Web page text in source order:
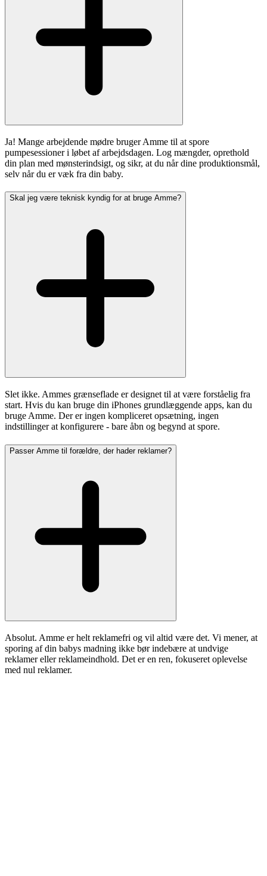
Ja! Mange arbejdende mødre bruger Amme til at spore
pumpesessioner i løbet af arbejdsdagen. Log mængder, oprethold
din plan med mønsterindsigt, og sikr, at du når dine produktionsmål,
selv når du er væk fra din baby.
Skal jeg være teknisk kyndig for at bruge Amme?
Slet ikke. Ammes grænseflade er designet til at være forståelig fra
start. Hvis du kan bruge din iPhones grundlæggende apps, kan du
bruge Amme. Der er ingen kompliceret opsætning, ingen
indstillinger at konfigurere - bare åbn og begynd at spore.
Passer Amme til forældre, der hader reklamer?
Absolut. Amme er helt reklamefri og vil altid være det. Vi mener, at
sporing af din babys madning ikke bør indebære at undvige
reklamer eller reklameindhold. Det er en ren, fokuseret oplevelse
med nul reklamer.